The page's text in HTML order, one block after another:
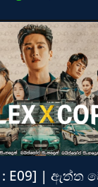
: E09] | ඇත්ත